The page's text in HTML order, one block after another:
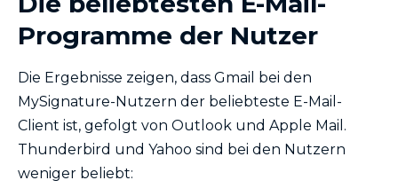
Programme der Nutzer
Die Ergebnisse zeigen, dass Gmail bei den
MySignature-Nutzern der beliebteste E-Mail-
Client ist, gefolgt von Outlook und Apple Mail.
Thunderbird und Yahoo sind bei den Nutzern
weniger beliebt: